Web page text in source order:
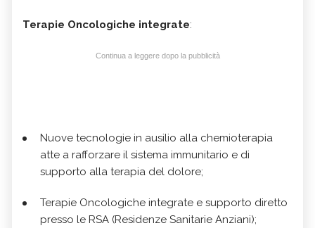
Terapie Oncologiche integrate:
Continua a leggere dopo la pubblicità
Nuove tecnologie in ausilio alla chemioterapia
atte a rafforzare il sistema immunitario e di
supporto alla terapia del dolore;
Terapie Oncologiche integrate e supporto diretto
presso le RSA (Residenze Sanitarie Anziani);